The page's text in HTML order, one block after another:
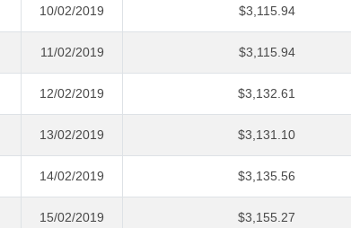
10/02/2019 $3,115.94
11/02/2019 $3,115.94
12/02/2019 $3,132.61
13/02/2019 $3,131.10
14/02/2019 $3,135.56
15/02/2019 $3,155.27